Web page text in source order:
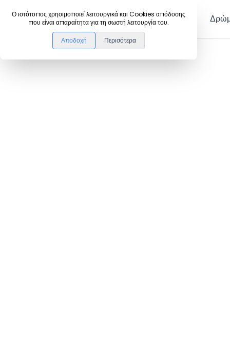
Ο ιστότοπος χρησιμοποιεί λειτουργικά και Cookies απόδοσης
που είναι απαραίτητα για τη σωστή λειτουργία του.
Αποδοχή Περισότερα
DanceLink Μέλη